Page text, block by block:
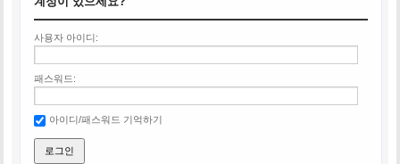
사용자 아이디:
패스워드:
아이디/패스워드 기억하기